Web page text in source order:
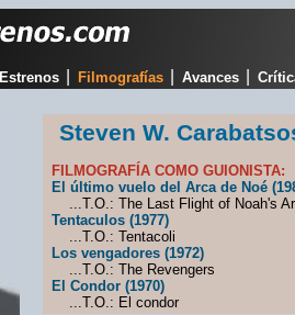
Estrenos Filmografías Avances
Steven W.
FILMOGRAFÍA COMO GUIONISTA:
El último vuelo del Arca de Noé
...T.O.: The Last Flight of Noah's
Tentaculos (1977)
...T.O.: Tentacoli
Los vengadores (1972)
...T.O.: The Revengers
El Condor (1970)
...T.O.: El condor